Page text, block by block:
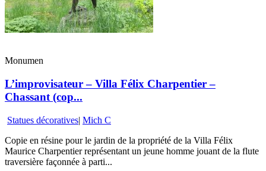
Monumen
L’improvisateur – Villa Félix Charpentier –
Chassant (cop...
Statues décoratives| Mich C
Copie en résine pour le jardin de la propriété de la Villa Félix
Maurice Charpentier représentant un jeune homme jouant de la flute
traversière façonnée à parti...